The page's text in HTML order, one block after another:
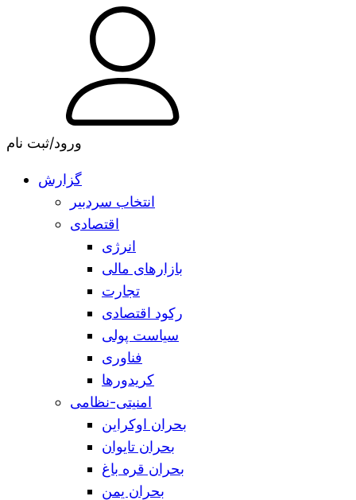
ورود/ثبت نام
گزارش
انتخاب سردبیر
اقتصادی
انرژی
بازارهای مالی
تجارت
رکود اقتصادی
سیاست پولی
فناوری
کریدورها
امنیتی-نظامی
بحران اوکراین
بحران تایوان
بحران قره باغ
بحران یمن